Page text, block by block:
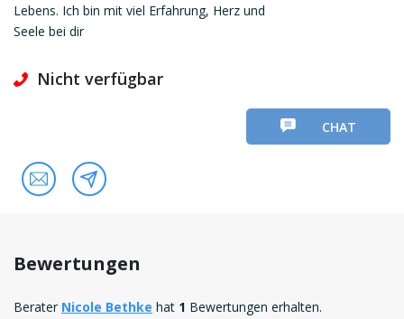
Lebens. Ich bin mit viel Erfahrung, Herz und
Seele bei dir
Nicht verfügbar
CHAT
Bewertungen
Berater Nicole Bethke hat 1 Bewertungen erhalten.